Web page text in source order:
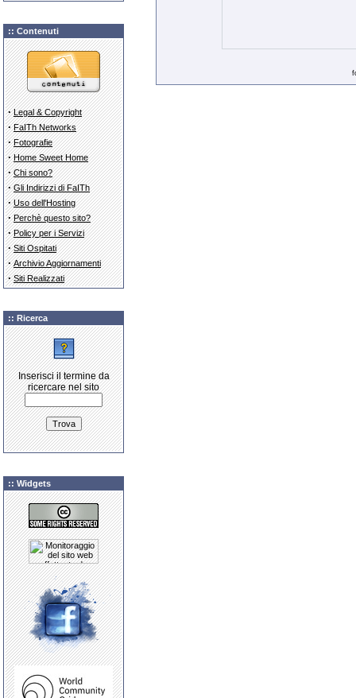
:: Contenuti
· Legal & Copyright
· FaITh Networks
· Fotografie
· Home Sweet Home
· Chi sono?
· Gli Indirizzi di FaITh
· Uso dell'Hosting
· Perchè questo sito?
· Policy per i Servizi
· Siti Ospitati
· Archivio Aggiornamenti
· Siti Realizzati
:: Ricerca
Inserisci il termine da
ricercare nel sito
:: Widgets